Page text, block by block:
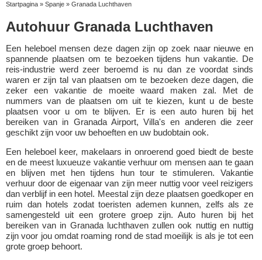
Startpagina » Spanje » Granada Luchthaven
Autohuur Granada Luchthaven
Een heleboel mensen deze dagen zijn op zoek naar nieuwe en
spannende plaatsen om te bezoeken tijdens hun vakantie. De
reis-industrie werd zeer beroemd is nu dan ze voordat sinds
waren er zijn tal van plaatsen om te bezoeken deze dagen, die
zeker een vakantie de moeite waard maken zal. Met de
nummers van de plaatsen om uit te kiezen, kunt u de beste
plaatsen voor u om te blijven. Er is een auto huren bij het
bereiken van in Granada Airport, Villa's en anderen die zeer
geschikt zijn voor uw behoeften en uw budobtain ook.
Een heleboel keer, makelaars in onroerend goed biedt de beste
en de meest luxueuze vakantie verhuur om mensen aan te gaan
en blijven met hen tijdens hun tour te stimuleren. Vakantie
verhuur door de eigenaar van zijn meer nuttig voor veel reizigers
dan verblijf in een hotel. Meestal zijn deze plaatsen goedkoper en
ruim dan hotels zodat toeristen ademen kunnen, zelfs als ze
samengesteld uit een grotere groep zijn. Auto huren bij het
bereiken van in Granada luchthaven zullen ook nuttig en nuttig
zijn voor jou omdat roaming rond de stad moeilijk is als je tot een
grote groep behoort.